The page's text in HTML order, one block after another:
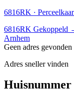
6816RK ·
6816RK Gekoppeld
Arnhem
Geen adres
Adres sneller vinden
Huisnummer